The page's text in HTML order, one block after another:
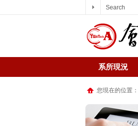
系所現況
您現在的位置：
Search